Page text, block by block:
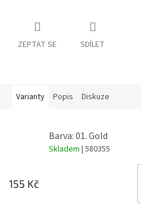
ZEPTAT SE SDÍLET
Varianty Popis Diskuze
Barva: 01. Gold
Skladem | 580355
155 Kč